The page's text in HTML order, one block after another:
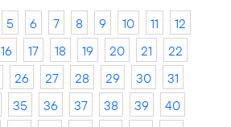
5 6 7 8 9 10 11
12
16 17 18 19 20 21
22
26 27 28 29 30
31
35 36 37 38 39
40